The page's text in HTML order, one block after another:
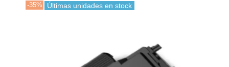
-35% Últimas unidades en stock